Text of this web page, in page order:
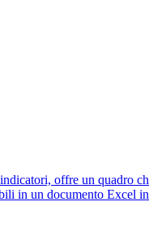
offre un quadro
in un documento Excel